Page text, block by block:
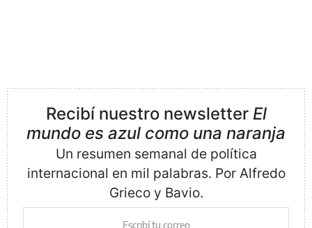
Recibí nuestro newsletter El
mundo es azul como una naranja
Un resumen semanal de política
internacional en mil palabras. Por Alfredo
Grieco y Bavio.